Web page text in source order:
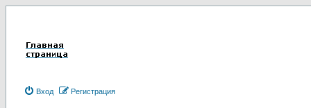
Вход Регистрация